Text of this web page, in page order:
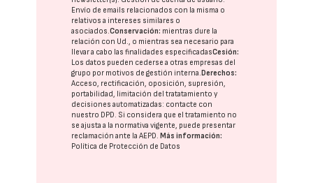
Envío de emails relacionados con la misma o
relativos a intereses similares o
asociados.Conservación: mientras dure la
relación con Ud., o mientras sea necesario para
llevar a cabo las finalidades especificadasCesión:
Los datos pueden cederse a otras empresas del
grupo por motivos de gestión interna.Derechos:
Acceso, rectificación, oposición, supresión,
portabilidad, limitación del tratatamiento y
decisiones automatizadas: contacte con
nuestro DPD. Si considera que el tratamiento no
se ajusta a la normativa vigente, puede presentar
reclamación ante laAEPD.Más información:
Política de Protección de Datos